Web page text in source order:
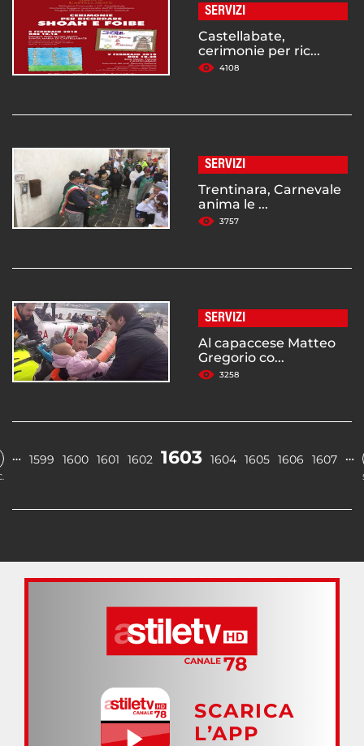
SERVIZI
Castellabate,
cerimonie per ric...
4108
SERVIZI
Trentinara, Carnevale
anima le ...
3757
SERVIZI
Al capaccese Matteo
Gregorio co...
3258
… 1599 1600 1601 1602 1603 1604 1605 1606 1607 …
SCARICA
L’APP